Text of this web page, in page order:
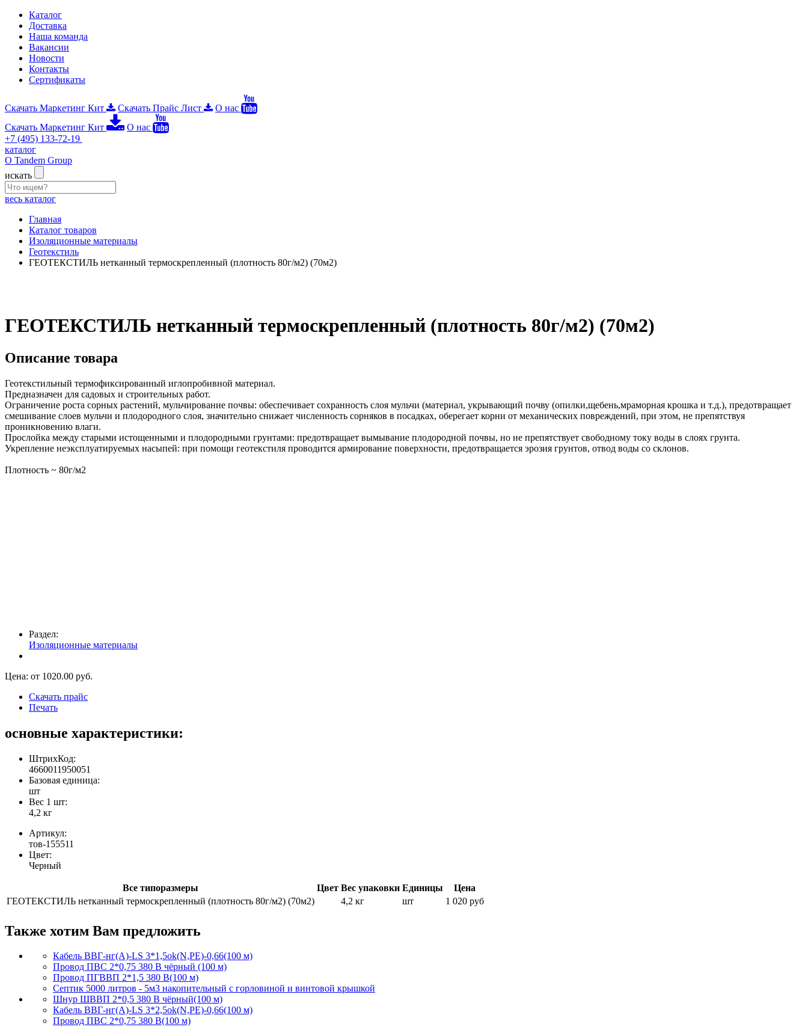
Каталог
Доставка
Наша команда
Вакансии
Новости
Контакты
Сертификаты
Скачать Маркетинг Кит Скачать Прайс Лист
О нас
Скачать Маркетинг Кит
О нас
+7 (495) 133-72-19
каталог
О Tandem Group
искать
весь каталог
Главная
Каталог товаров
Изоляционные материалы
Геотекстиль
ГЕОТЕКСТИЛЬ нетканный термоскрепленный (плотность 80г/м2) (70м2)
ГЕОТЕКСТИЛЬ нетканный термоскрепленный (плотность 80г/м2) (70м2)
Описание товара
Геотекстильный термофиксированный иглопробивной материал.
Предназначен для садовых и строительных работ.
Ограничение роста сорных растений, мульчирование почвы: обеспечивает сохранность слоя мульчи (материал, укрывающий почву (опилки,щебень,мраморная крошка и т.д.), предотвращает
смешивание слоев мульчи и плодородного слоя, значительно снижает численность сорняков в посадках, оберегает корни от механических повреждений, при этом, не препятствуя
проникновению влаги.
Прослойка между старыми истощенными и плодородными грунтами: предотвращает вымывание плодородной почвы, но не препятствует свободному току воды в слоях грунта.
Укрепление неэксплуатируемых насыпей: при помощи геотекстиля проводится армирование поверхности, предотвращается эрозия грунтов, отвод воды со склонов.
Плотность ~ 80г/м2
Раздел:
Изоляционные материалы
Цена: от 1020.00 руб.
Скачать прайс
Печать
основные характеристики:
ШтрихКод:
4660011950051
Базовая единица:
шт
Вес 1 шт:
4,2 кг
Артикул:
тов-155511
Цвет:
Черный
Все типоразмеры Цвет Вес упаковки Единицы
Цена
ГЕОТЕКСТИЛЬ нетканный термоскрепленный (плотность 80г/м2) (70м2)
4,2 кг шт 1 020 руб
Также хотим Вам предложить
Кабель ВВГ-нг(А)-LS 3*1,5ok(N,PE)-0,66(100 м)
Провод ПВС 2*0,75 380 В чёрный (100 м)
Провод ПГВВП 2*1,5 380 В(100 м)
Септик 5000 литров - 5м3 накопительный с горловиной и винтовой крышкой
Шнур ШВВП 2*0,5 380 В чёрный(100 м)
Кабель ВВГ-нг(А)-LS 3*2,5ok(N,PE)-0,66(100 м)
Провод ПВС 2*0,75 380 В(100 м)